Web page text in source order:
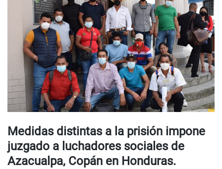
Medidas distintas a la prisión impone
juzgado a luchadores sociales de
Azacualpa, Copán en Honduras.